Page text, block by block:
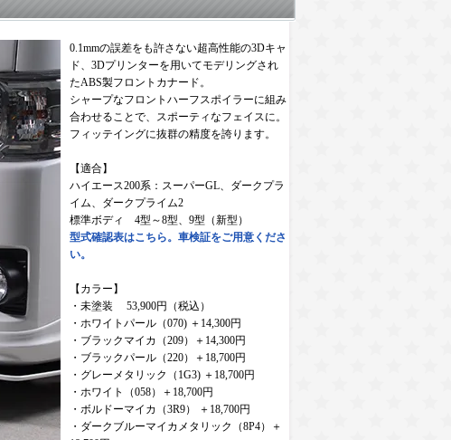
0.1mmの誤差をも許さない超高性能の3Dキャ
ド、3Dプリンターを用いてモデリングされ
たABS製フロントカナード。
シャープなフロントハーフスポイラーに組み
合わせることで、スポーティなフェイスに。
フィッテイングに抜群の精度を誇ります。
【適合】
ハイエース200系：スーパーGL、ダークプラ
イム、ダークプライム2
標準ボディ 4型～8型、9型（新型）
型式確認表はこちら。車検証をご用意くださ
い。
【カラー】
・未塗装 53,900円（税込）
・ホワイトパール（070) ＋14,300円
・ブラックマイカ（209）＋14,300円
・ブラックパール（220）＋18,700円
・グレーメタリック（1G3) ＋18,700円
・ホワイト（058）＋18,700円
・ボルドーマイカ（3R9） ＋18,700円
・ダークブルーマイカメタリック（8P4）＋